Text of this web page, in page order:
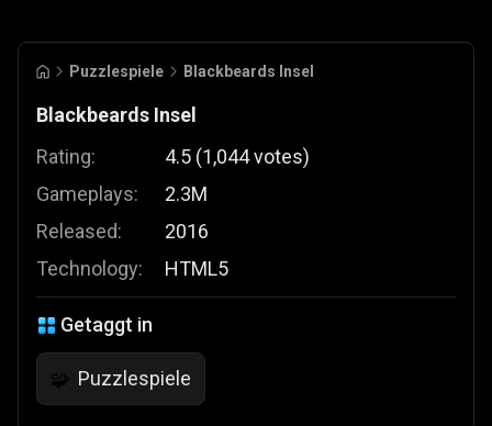
Puzzlespiele Blackbeards Insel
Blackbeards Insel
Rating:
Gameplays:
Released:
Technology:
4.5 (1,044votes)
2.3M
2016
HTML5
Getaggt in
🧩 Puzzlespiele